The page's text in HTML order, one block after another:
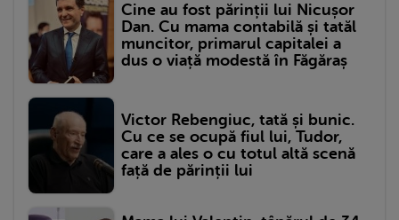
Cine au fost părinții lui Nicușor
Dan. Cu mama contabilă și tatăl
muncitor, primarul capitalei a
dus o viață modestă în Făgăraș
Victor Rebengiuc, tată și bunic.
Cu ce se ocupă fiul lui, Tudor,
care a ales o cu totul altă scenă
față de părinții lui